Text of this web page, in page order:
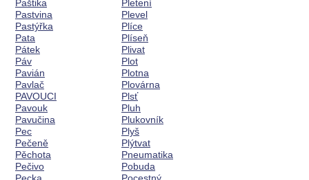
Paštika
Pastvina
Pastýřka
Pata
Pátek
Páv
Pavián
Pavlač
PAVOUCI
Pavouk
Pavučina
Pec
Pečeně
Pěchota
Pečivo
Pletení
Plevel
Plíce
Plíseň
Plivat
Plot
Plotna
Plovárna
Plsť
Pluh
Plukovník
Plyš
Plýtvat
Pneumatika
Pobuda